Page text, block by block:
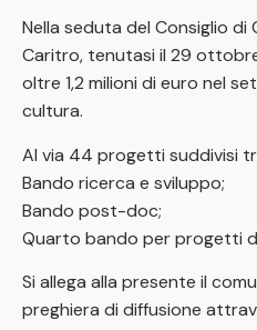
Nella seduta del Consiglio di
Caritro, tenutasi il 29
oltre 1,2 milioni di euro nel
cultura.
Al via 44 progetti suddivisi
Bando ricerca e sviluppo;
Bando post-doc;
Quarto bando per progetti
Si allega alla presente il
preghiera di diffusione